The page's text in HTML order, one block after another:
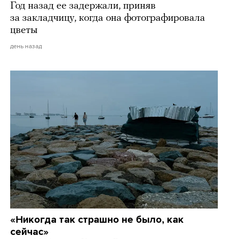
Год назад ее задержали, приняв
за закладчицу, когда она фотографировала
цветы
день назад
«Никогда так страшно не было, как
сейчас»